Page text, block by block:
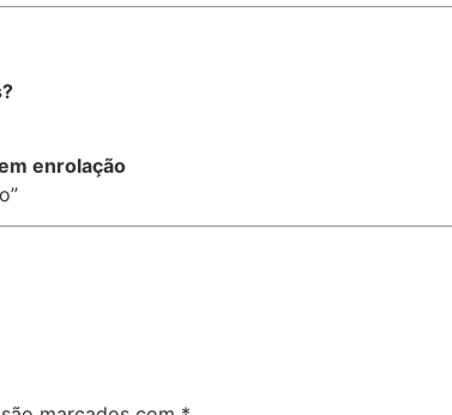
enrolação